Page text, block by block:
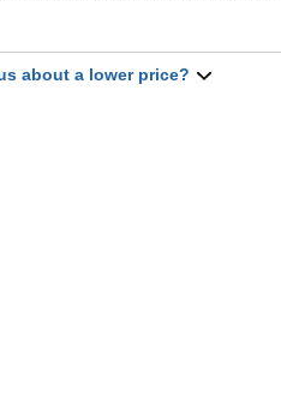
about a lower price?